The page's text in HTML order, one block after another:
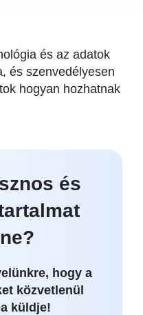
és az adatok
és szenvedélyesen
hogyan hozhatnak
és
hogy a
közvetlenül
küldje!